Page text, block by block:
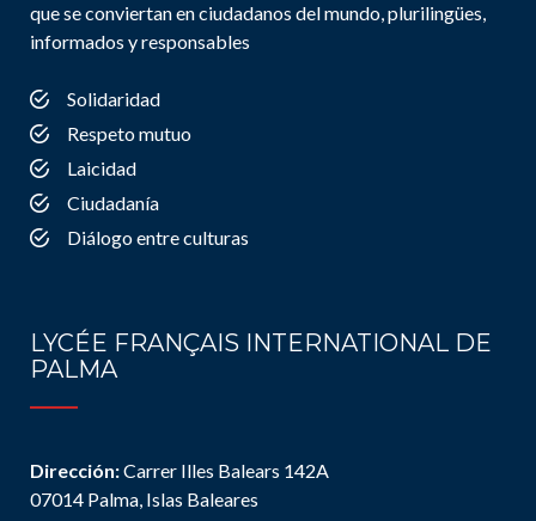
que se conviertan en ciudadanos del mundo, plurilingües,
informados y responsables
Solidaridad
Respeto mutuo
Laicidad
Ciudadanía
Diálogo entre culturas
LYCÉE FRANÇAIS INTERNATIONAL DE
PALMA
Dirección:Carrer Illes Balears 142A
07014 Palma, Islas Baleares